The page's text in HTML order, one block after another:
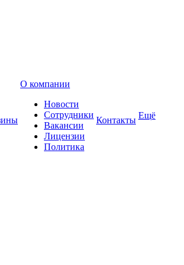
О компании
Новости
Сотрудники
Вакансии
Лицензии
Политика
Контакты Ещё